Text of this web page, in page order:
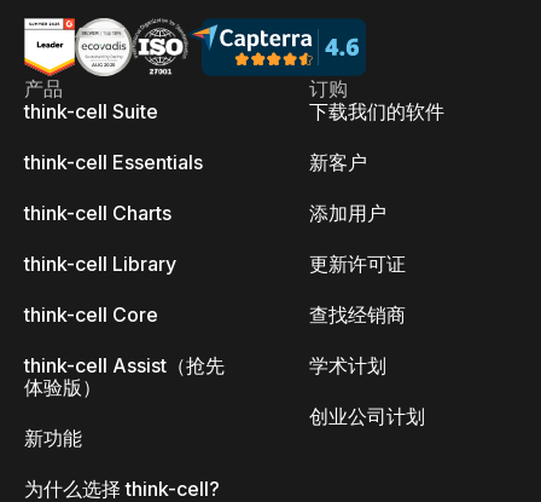
产品
think-cell Suite
think-cell Essentials
think-cell Charts
think-cell Library
think-cell Core
think-cell Assist（抢先
体验版）
新功能
为什么选择 think-cell?
订购
下载我们的软件
新客户
添加用户
更新许可证
查找经销商
学术计划
创业公司计划